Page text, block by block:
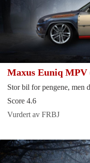
Maxus Euniq MPV
Stor bil for pengene, men
Score 4.6
Vurdert av FRBJ